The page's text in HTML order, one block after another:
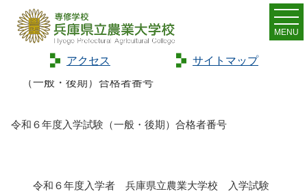
アクセス サイトマップ
MENU
Home> お知らせ>
令和６年度入学試験
（一般・後期）合格者番号
令和６年度入学試験（一般・後期）合格者番号
令和６年度入学者 兵庫県立農業大学校 入学試験